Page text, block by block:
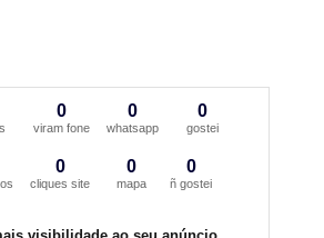
0
viram fone
0
whatsapp
0
gostei
0
cliques site
0
mapa
0
ñ gostei